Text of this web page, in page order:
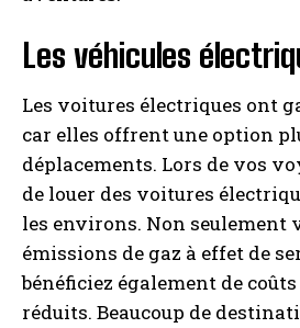
Les véhicules
Les voitures électriques ont
car elles offrent une option
déplacements. Lors de vos
de louer des voitures
les environs. Non seulement
émissions de gaz à effet de
bénéficiez également de
réduits. Beaucoup de